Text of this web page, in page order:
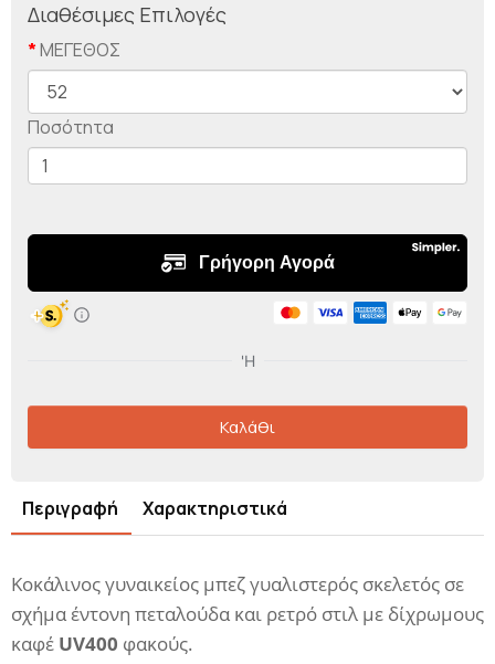
Διαθέσιμες Επιλογές
ΜΕΓΕΘΟΣ
Ποσότητα
Καλάθι
Περιγραφή Χαρακτηριστικά
Κοκάλινος γυναικείος μπεζ γυαλιστερός σκελετός σε
σχήμα έντονη πεταλούδα και ρετρό στιλ με δίχρωμους
καφέ UV400 φακούς.